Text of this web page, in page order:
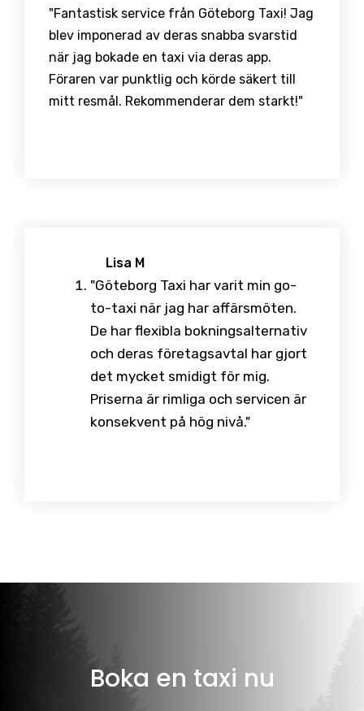
"Fantastisk service från Göteborg Taxi! Jag
blev imponerad av deras snabba svarstid
när jag bokade en taxi via deras app.
Föraren var punktlig och körde säkert till
mitt resmål. Rekommenderar dem starkt!"
Lisa M
"Göteborg Taxi har varit min go-
to-taxi när jag har affärsmöten.
De har flexibla bokningsalternativ
och deras företagsavtal har gjort
det mycket smidigt för mig.
Priserna är rimliga och servicen är
konsekvent på hög nivå."
Boka en taxi nu